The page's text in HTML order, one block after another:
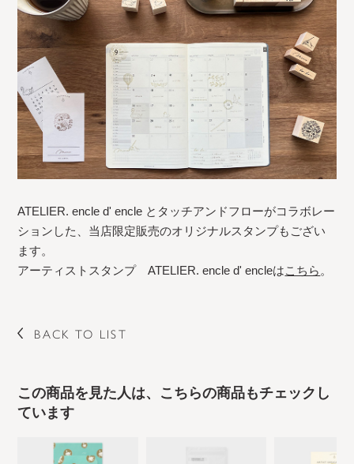
ATELIER. encle d' encle とタッチアンドフローがコラボレー
ションした、当店限定販売のオリジナルスタンプもござい
ます。
アーティストスタンプ ATELIER. encle d' encleはこちら 。
BACK TO LIST
この商品を見た人は、こちらの商品もチェックし
ています